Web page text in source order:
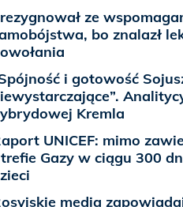
ze
bo znalazł
i gotowość
Kremla
UNICEF: mimo
Gazy w ciągu 300
media